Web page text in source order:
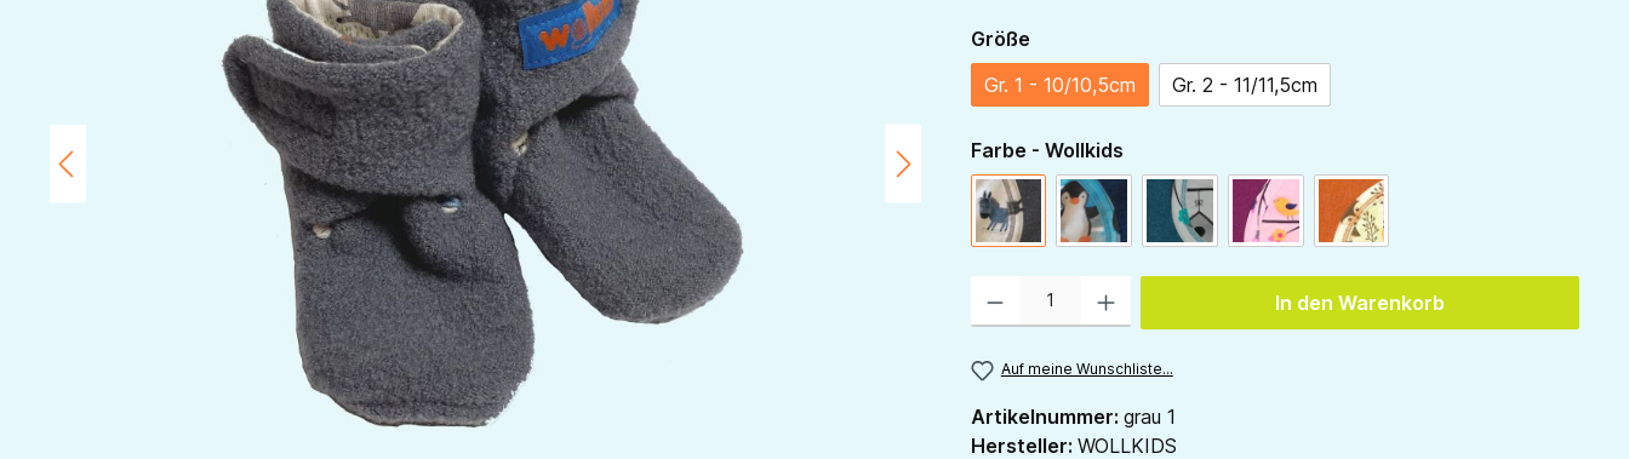
Größeauswählen
Gr. 1 - 10/10,5cm
Gr. 2 - 11/11,5cm
Farbe - Wollkidsauswählen
Wollwalk: grauWollwalk: navyWollwalk: dunkelpetrol
Wollwalk: beereWollwalk: orange
In den Warenkorb
Auf meine Wunschliste...
Artikelnummer: grau 1
Hersteller: WOLLKIDS